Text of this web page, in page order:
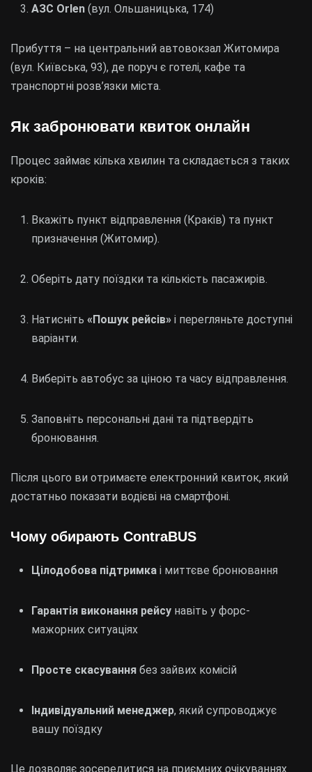
АЗС Orlen (вул. Ольшаницька, 174)
Прибуття – на центральний автовокзал Житомира
(вул. Київська, 93), де поруч є готелі, кафе та
транспортні розв’язки міста.
Як забронювати квиток онлайн
Процес займає кілька хвилин та складається з таких
кроків:
Вкажіть пункт відправлення (Краків) та пункт
призначення (Житомир).
Оберіть дату поїздки та кількість пасажирів.
Натисніть «Пошук рейсів» і перегляньте доступні
варіанти.
Виберіть автобус за ціною та часу відправлення.
Заповніть персональні дані та підтвердіть
бронювання.
Після цього ви отримаєте електронний квиток, який
достатньо показати водієві на смартфоні.
Чому обирають ContraBUS
Цілодобова підтримка і миттєве бронювання
Гарантія виконання рейсу навіть у форс-
мажорних ситуаціях
Просте скасування без зайвих комісій
Індивідуальний менеджер, який супроводжує
вашу поїздку
Це дозволяє зосередитися на приємних очікуваннях